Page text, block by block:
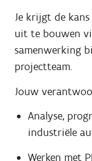
Je krijgt de
uit te bouwen
samenwerking
projectteam.
Jouw
Analyse,
industriële
Werken met